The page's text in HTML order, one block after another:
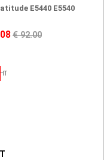
E5440 E5540
€ 92.00